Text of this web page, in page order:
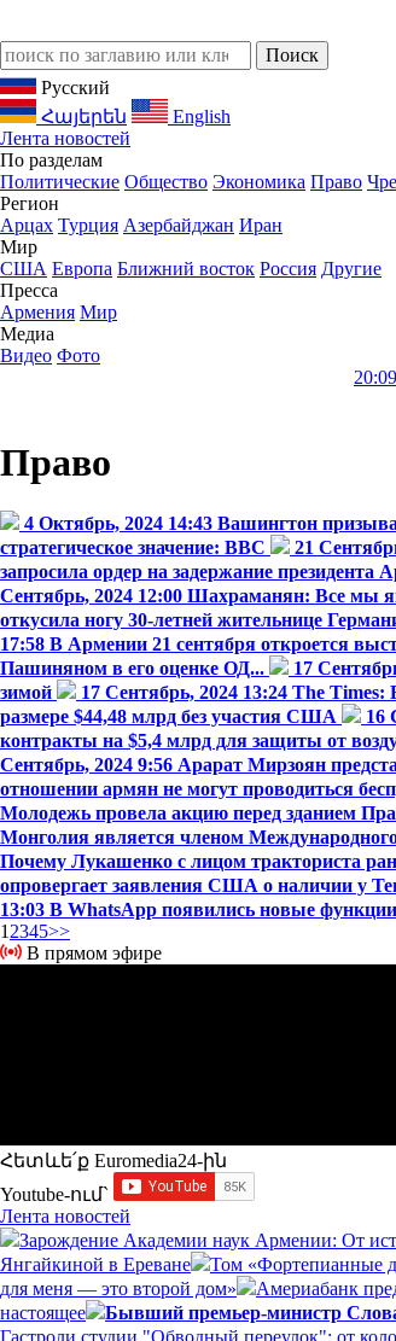
Русский
Հայերեն
English
Лента новостей
По разделам
Политические Общество Экономика Право
Регион
Арцах Турция Азербайджан Иран
Мир
США Европа Ближний восток Россия Другие
Пресса
Армения Мир
Медиа
Видео Фото
Право
4 Октябрь, 2024 14:43 Вашингтон
стратегическое значение: BBC
21
запросила ордер на задержание президента
Сентябрь, 2024 12:00 Шахраманян: Все мы
откусила ногу 30-летней жительнице
17:58 В Армении 21 сентября откроется
Пашиняном в его оценке ОД...
17
зимой
17 Сентябрь, 2024 13:24 The Times:
размере $44,48 млрд без участия США
16
контракты на $5,4 млрд для защиты от
Сентябрь, 2024 9:56 Арарат Мирзоян
отношении армян не могут проводиться
Молодежь провела акцию перед зданием
Монголия является членом Международного
Почему Лукашенко с лицом тракториста
опровергает заявления США о наличии у
13:03 В WhatsApp появились новые функции
1 2345>>
В прямом эфире
Հետևե՛ք Euromedia24-ին
Youtube-ում`
Лента новостей
Зарождение Академии наук Армении: От
Янгайкиной в Ереване
Том «Фортепианные
для меня — это второй дом»
Америабанк
настоящее
Бывший премьер-министр
Гастроли студии "Обводный переулок": от